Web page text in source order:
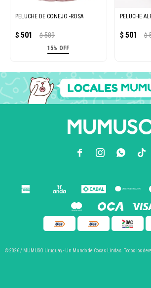
PELUCHE DE CONEJO -ROSA
$ 501 $ 589
15% OFF
PELUCHE
$ 501 $
  
© 2026 / MUMUSO Uruguay - Un Mundo de Cosas Lindas. Todos los